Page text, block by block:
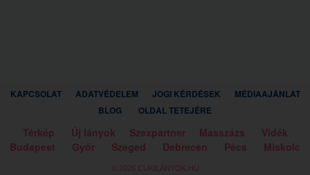
KAPCSOLAT ADATVÉDELEM JOGI KÉRDÉSEK
MÉDIAAJÁNLAT
BLOG
OLDAL TETEJÉRE
Térkép Új lányok Szexpartner Masszázs
Vidék
Budapest
Győr Szeged Debrecen Pécs Miskolc
© 2026 CUKILÁNYOK.HU